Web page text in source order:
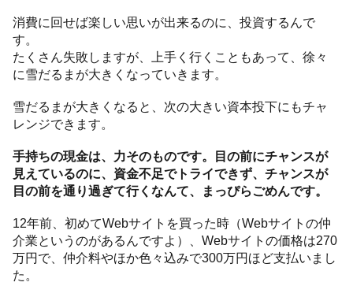
消費に回せば楽しい思いが出来るのに、投資するんで
す。
たくさん失敗しますが、上手く行くこともあって、徐々
に雪だるまが大きくなっていきます。
雪だるまが大きくなると、次の大きい資本投下にもチャ
レンジできます。
手持ちの現金は、力そのものです。目の前にチャンスが
見えているのに、資金不足でトライできず、チャンスが
目の前を通り過ぎて行くなんて、まっぴらごめんです。
12年前、初めてWebサイトを買った時（Webサイトの仲
介業というのがあるんですよ）、Webサイトの価格は270
万円で、仲介料やほか色々込みで300万円ほど支払いまし
た。